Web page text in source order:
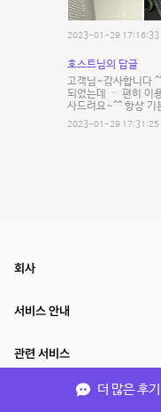
2023-01-29 17:16:33
호스트님의 답글
고객님~감사합니다
되었는데 ᆢ 편히 이
사드려요~^^ 항상 기
2023-01-29 17:31:25
더 많은 후기
회사
서비스 안내
관련 서비스